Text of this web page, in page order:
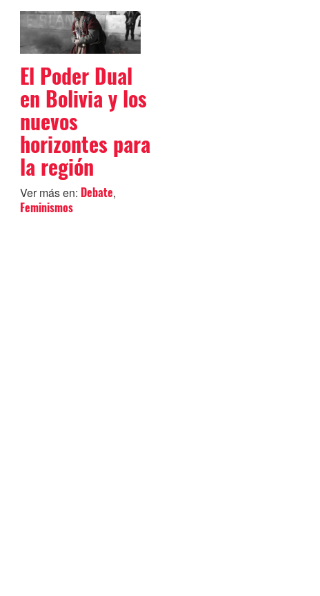
El Poder Dual
en Bolivia y los
nuevos
horizontes para
la región
Ver más en: Debate,
Feminismos